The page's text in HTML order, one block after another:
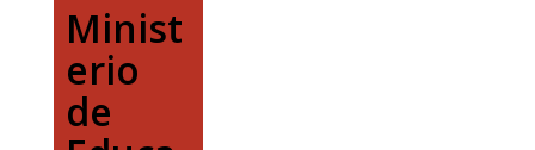
Minist
erio
de